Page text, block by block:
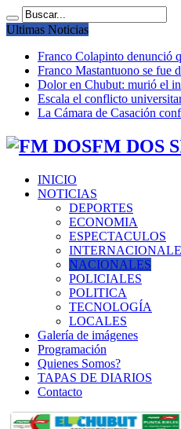
Ultimas Noticias
Franco Colapinto denunció
Franco Mastantuono se fue
Dolor en Chubut: murió el
Escala el conflicto
La Cámara de Casación
FM DOS
INICIO
NOTICIAS
DEPORTES
ECONOMIA
ESPECTACULOS
NACIONALES
POLICIALES
POLITICA
TECNOLOGÍA
LOCALES
Galería de imágenes
Programación
Quienes Somos?
TAPAS DE DIARIOS
Contacto